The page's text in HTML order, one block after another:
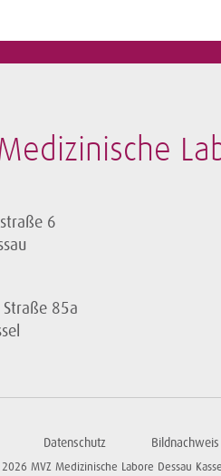
6
85a
Datenschutz Bildnachweis
MVZ Medizinische Labore Dessau